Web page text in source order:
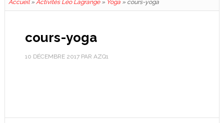
Accueil» Activités Léo Lagrange» Yoga» cours-yoga
cours-yoga
10 DÉCEMBRE 2017PAR AZQ1